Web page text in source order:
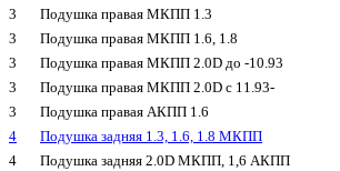
3
Подушка правая МКПП 1.3
3
Подушка правая МКПП 1.6, 1.8
3
Подушка правая МКПП 2.0D до -10.93
3
Подушка правая МКПП 2.0D с 11.93-
3
Подушка правая АКПП 1.6
4
Подушка задняя 1.3, 1.6, 1.8 МКПП
4
Подушка задняя 2.0D МКПП, 1,6 АКПП